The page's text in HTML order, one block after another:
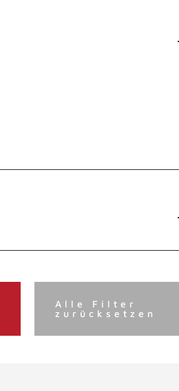
Alle Filter
zurücksetzen